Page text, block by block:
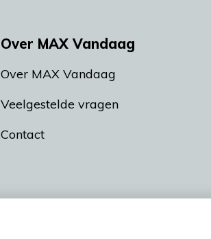
Over MAX Vandaag
Over MAX Vandaag
Veelgestelde vragen
Contact